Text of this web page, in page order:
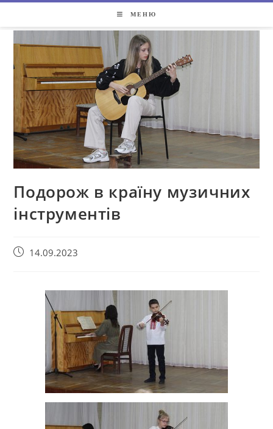
МЕНЮ
Подорож в країну музичних
інструментів
14.09.2023